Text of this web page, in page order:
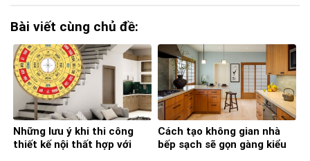
Bài viết cùng chủ đề:
Những lưu ý khi thi công
thiết kế nội thất hợp với
Cách tạo không gian nhà
bếp sạch sẽ gọn gàng kiểu